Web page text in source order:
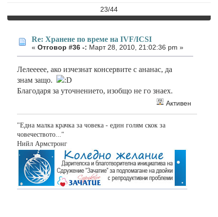
23/44
Re: Хранене по време на IVF/ICSI
« Отговор #36 -: Март 28, 2010, 21:02:36 pm »
Лелеееее, ако изчезнат консервите с ананас, да
знам защо.
Благодаря за уточнението, изобщо не го знаех.
Активен
"Една малка крачка за човека - един голям скок за
човечеството..."
Нийл Армстронг